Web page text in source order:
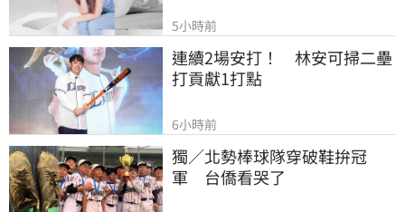
5小時前
連續2場安打！　林安可掃二壘
打貢獻1打點
6小時前
獨／北勢棒球隊穿破鞋拚冠
軍　台僑看哭了